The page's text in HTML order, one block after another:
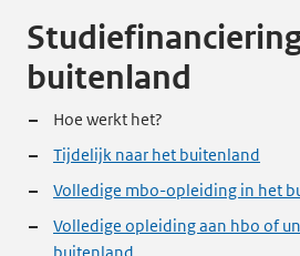
buitenland
Hoe werkt het?
Tijdelijk naar het buitenland
Volledige mbo-opleiding in het
Volledige opleiding aan hbo of